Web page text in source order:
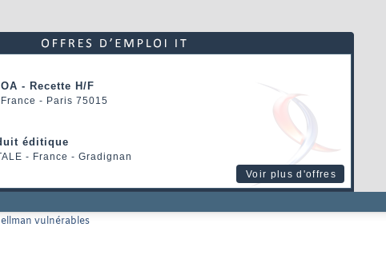
- Recette H/F
- Paris 75015
éditique
- France - Gradignan
Voir plus d'offres
vulnérables